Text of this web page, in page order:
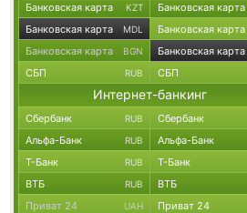
Банковская карта KZT Банковская карта
Банковская карта MDL Банковская карта
Банковская карта BGN Банковская карта
СБП RUB СБП
Интернет-банкинг
Сбербанк RUB Сбербанк
Альфа-Банк RUB Альфа-Банк
Т-Банк RUB Т-Банк
ВТБ RUB ВТБ
Приват 24 UAH Приват 24